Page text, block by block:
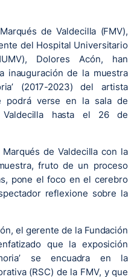
de Valdecilla (FMV),
del Hospital Universitario
Dolores Acón, han
inauguración de la muestra
(2017-2023) del artista
podrá verse en la sala de
Valdecilla hasta el 26 de
de Valdecilla con la
fruto de un proceso
pone el foco en el cerebro
reflexione sobre la
el gerente de la Fundación
que la exposición
se encuadra en la
(RSC) de la FMV, y que